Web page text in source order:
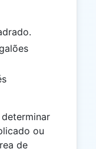
ou
de